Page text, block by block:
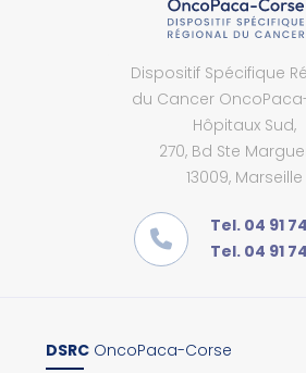
Dispositif Spécifique
du Cancer
Hôpitaux Sud,
270, Bd Ste
13009, Marseille
Tel. 04 91
Tel. 04 91
DSRC OncoPaca-Corse